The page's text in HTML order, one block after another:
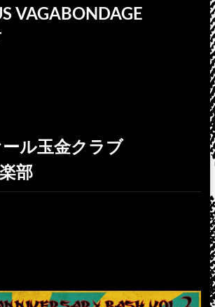
VAGABONDAGE
ル玉金クラブ
部